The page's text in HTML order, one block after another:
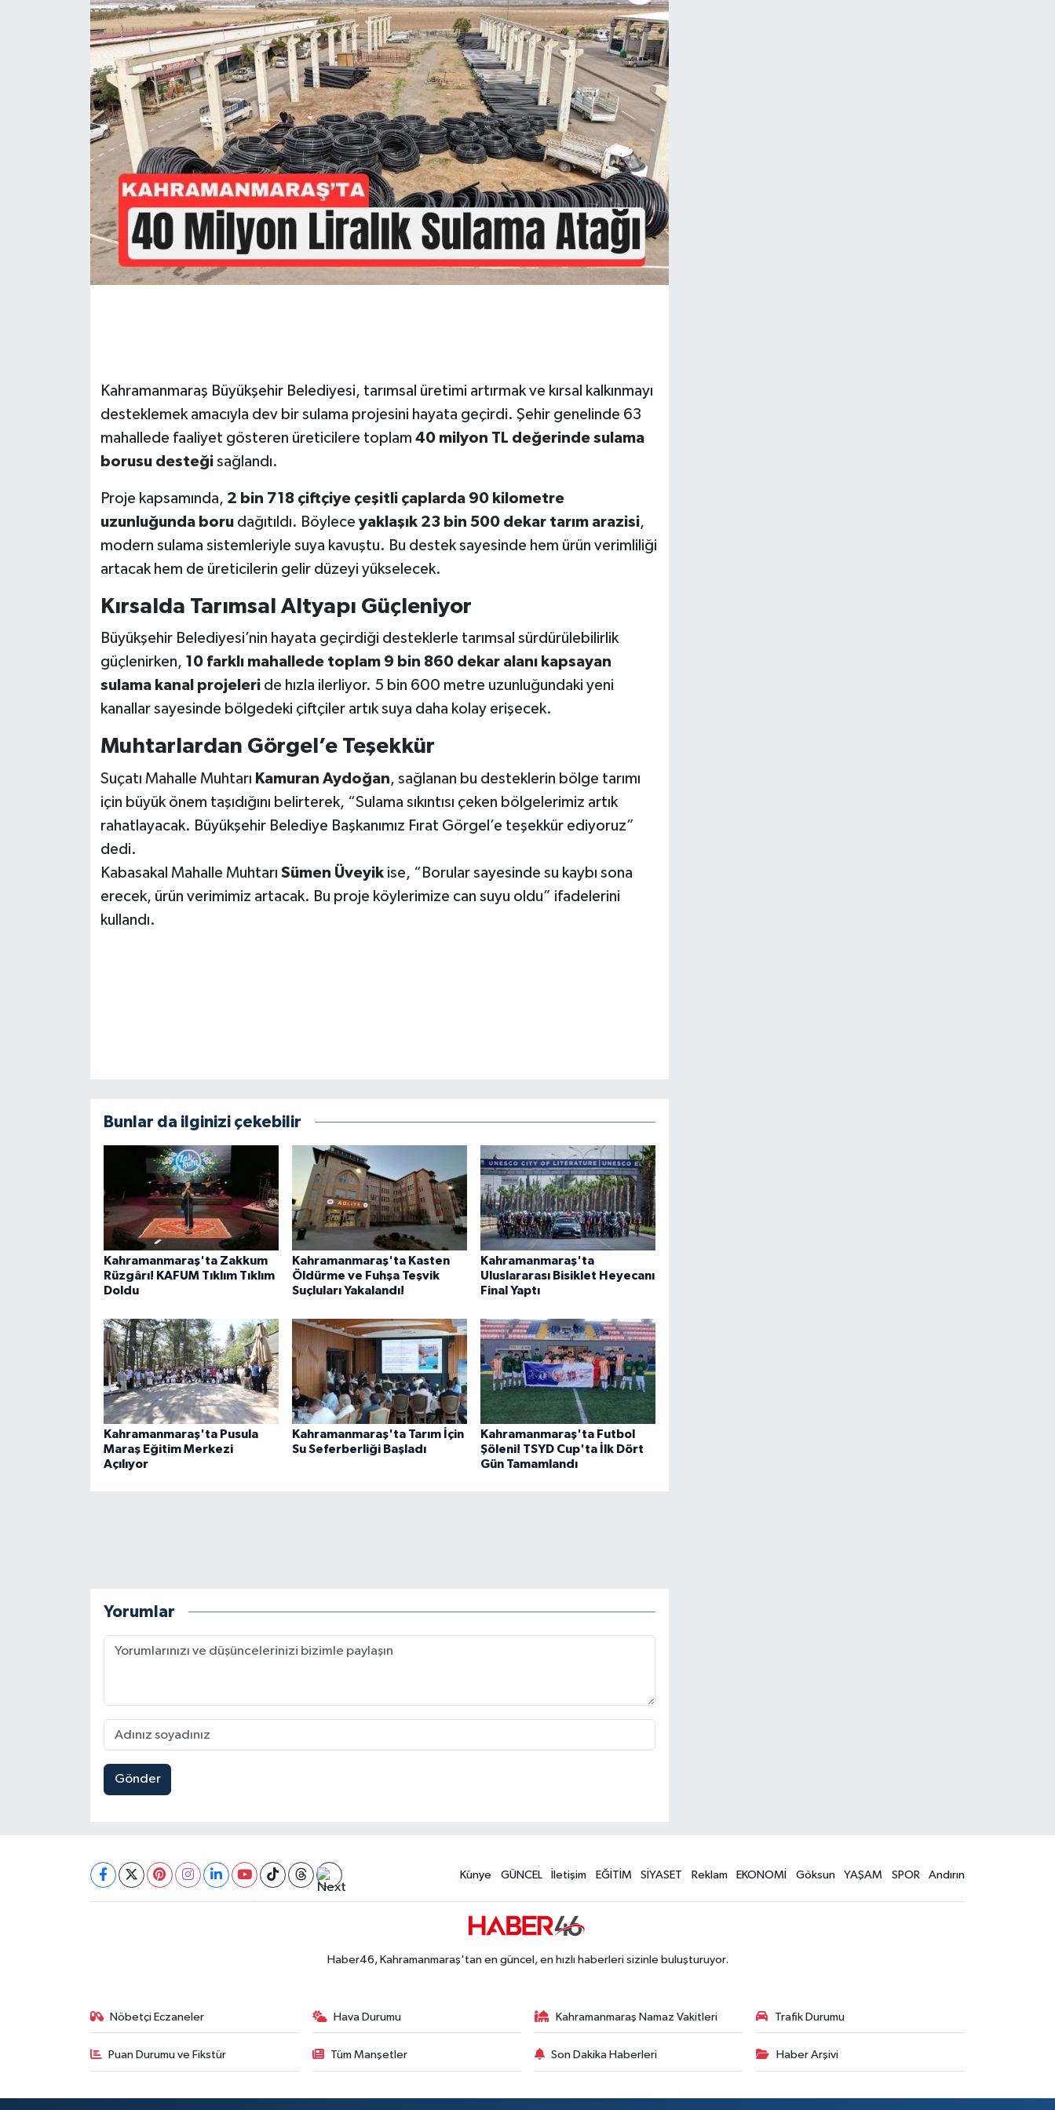
Kahramanmaraş Büyükşehir Belediyesi, tarımsal üretimi artırmak ve kırsal kalkınmayı
desteklemek amacıyla dev bir sulama projesini hayata geçirdi. Şehir genelinde 63
mahallede faaliyet gösteren üreticilere toplam 40 milyon TL değerinde sulama
borusu desteğisağlandı.
Proje kapsamında, 2 bin 718 çiftçiye çeşitli çaplarda 90 kilometre
uzunluğunda borudağıtıldı. Böylece yaklaşık 23 bin 500 dekar tarım arazisi,
modern sulama sistemleriyle suya kavuştu. Bu destek sayesinde hem ürün verimliliği
artacak hem de üreticilerin gelir düzeyi yükselecek.
Kırsalda Tarımsal Altyapı Güçleniyor
Büyükşehir Belediyesi’nin hayata geçirdiği desteklerle tarımsal sürdürülebilirlik
güçlenirken, 10 farklı mahallede toplam 9 bin 860 dekar alanı kapsayan
sulama kanal projeleride hızla ilerliyor. 5 bin 600 metre uzunluğundaki yeni
kanallar sayesinde bölgedeki çiftçiler artık suya daha kolay erişecek.
Muhtarlardan Görgel’e Teşekkür
Suçatı Mahalle Muhtarı Kamuran Aydoğan, sağlanan bu desteklerin bölge tarımı
için büyük önem taşıdığını belirterek, “Sulama sıkıntısı çeken bölgelerimiz artık
rahatlayacak. Büyükşehir Belediye Başkanımız Fırat Görgel’e teşekkür ediyoruz”
dedi.
Kabasakal Mahalle Muhtarı Sümen Üveyikise, “Borular sayesinde su kaybı sona
erecek, ürün verimimiz artacak. Bu proje köylerimize can suyu oldu” ifadelerini
kullandı.
Bunlar da ilginizi çekebilir
Kahramanmaraş'ta Zakkum
Rüzgârı! KAFUM Tıklım Tıklım
Doldu
Kahramanmaraş'ta Kasten
Öldürme ve Fuhşa Teşvik
Suçluları Yakalandı!
Kahramanmaraş'ta
Uluslararası Bisiklet Heyecanı
Final Yaptı
Kahramanmaraş'ta Pusula
Maraş Eğitim Merkezi
Açılıyor
Kahramanmaraş'ta Tarım İçin
Su Seferberliği Başladı
Kahramanmaraş'ta Futbol
Şöleni! TSYD Cup'ta İlk Dört
Gün Tamamlandı
Yorumlar
Gönder
Künye GÜNCEL İletişim EĞİTİM SİYASET Reklam EKONOMİ Göksun YAŞAM SPOR Andırın
Haber46, Kahramanmaraş'tan en güncel, en hızlı haberleri sizinle buluşturuyor.
Nöbetçi Eczaneler Hava Durumu Kahramanmaraş Namaz Vakitleri Trafik Durumu
Puan Durumu ve Fikstür Tüm Manşetler Son Dakika Haberleri Haber Arşivi
İLÇE HABERLERİ
KÜLTÜR-SANAT
ROPORTAJ
MAGAZİN
KADIN-AİLE
SEÇİM 2011
BİLİMNET
SİVİL TOPLUM
ÇEK GÖNDER
HEDEF2020
SEÇİM 2015
BİLİM VE TEKNOLOJİ
YARIŞMALAR
HABERDE İNSAN